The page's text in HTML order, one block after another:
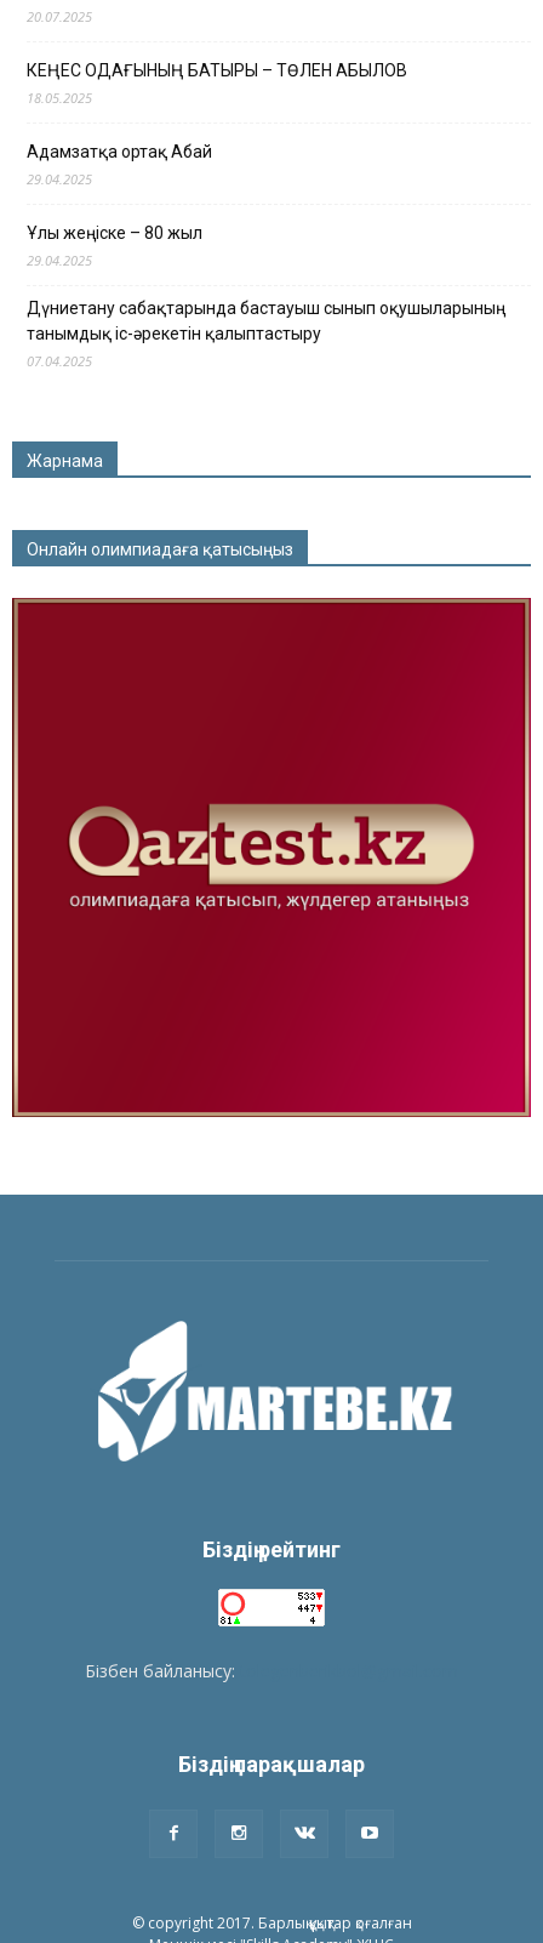
20.07.2025
КЕҢЕС ОДАҒЫНЫҢ БАТЫРЫ – ТӨЛЕН ҚАБЫЛОВ
18.05.2025
Адамзатқа ортақ Абай
29.04.2025
Ұлы жеңіске – 80 жыл
29.04.2025
Дүниетану сабақтарында бастауыш сынып оқушыларының
танымдық іс-әрекетін қалыптастыру
07.04.2025
Жарнама
Онлайн олимпиадаға қатысыңыз
Біздің рейтинг
Бізбен байланысу:
Біздің парақшалар
© copyright 2017. Барлық құқықтар қоғалған